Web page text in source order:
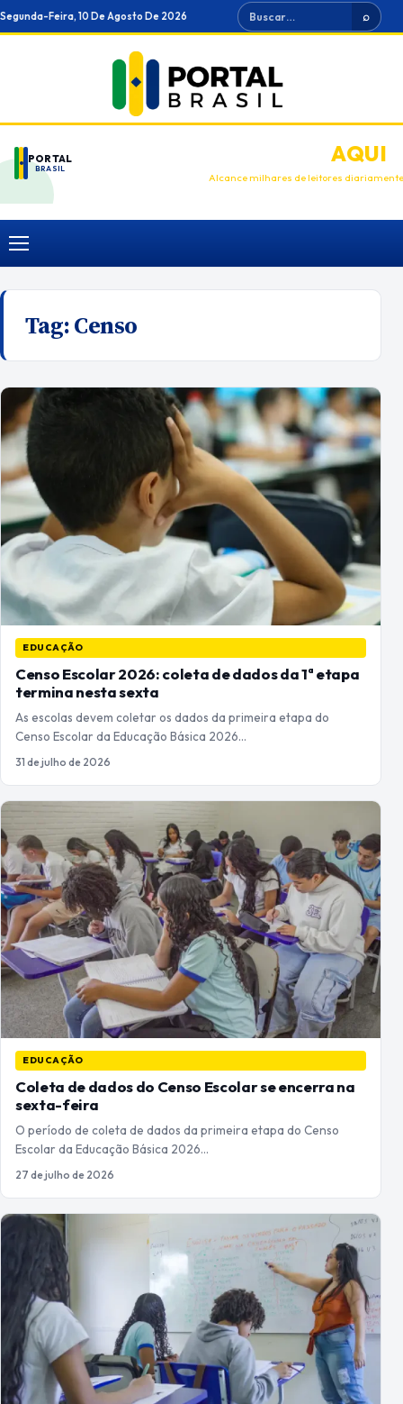
Ir
para
Segunda-Feira, 10 De Agosto De 2026 Buscar ⌕
PORTAL
BRASIL
ANUNCIEAQUI
Alcance milhares de leitores diariamente
Menu
Tag:Censo
EDUCAÇÃO
Censo Escolar 2026: coleta de dados da 1ª etapa
termina nesta sexta
As escolas devem coletar os dados da primeira etapa do
Censo Escolar da Educação Básica 2026…
31 de julho de 2026
EDUCAÇÃO
Coleta de dados do Censo Escolar se encerra na
sexta-feira
O período de coleta de dados da primeira etapa do Censo
Escolar da Educação Básica 2026…
27 de julho de 2026